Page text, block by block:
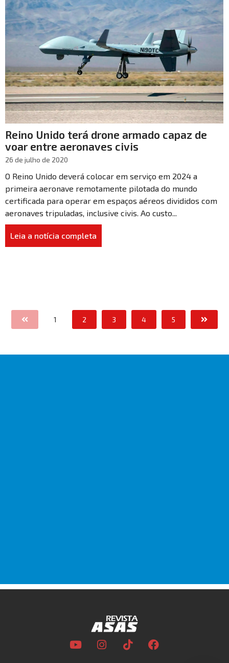
Reino Unido terá drone armado capaz de
voar entre aeronaves civis
26 de julho de 2020
O Reino Unido deverá colocar em serviço em 2024 a
primeira aeronave remotamente pilotada do mundo
certificada para operar em espaços aéreos divididos com
aeronaves tripuladas, inclusive civis. Ao custo...
Leia a notícia completa
1 2 3 4 5